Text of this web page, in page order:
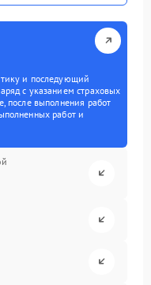
и последующий
с указанием страховых
после выполнения работ
работ и